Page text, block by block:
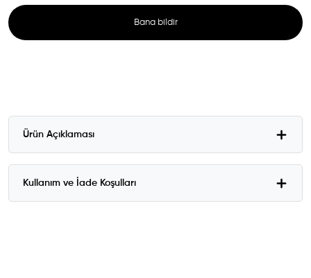
Bana bildir
Ürün Açıklaması
Kullanım ve İade Koşulları